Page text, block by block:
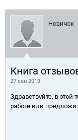
Новичок
Книга
27 сен 2019
Здравствуйте, в
работе или